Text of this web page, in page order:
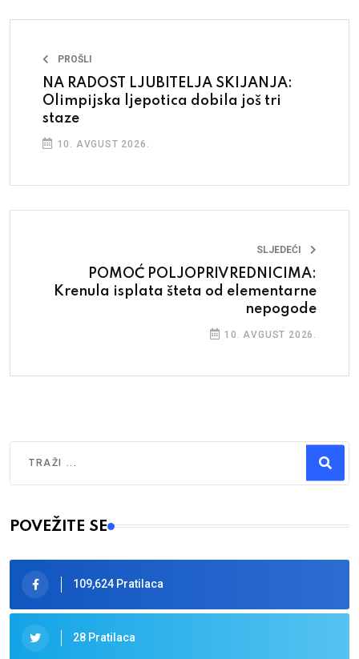
PROŠLI
NA RADOST LJUBITELJA SKIJANJA:
Olimpijska ljepotica dobila još tri
staze
10. AVGUST 2026.
SLJEDEĆI
POMOĆ POLJOPRIVREDNICIMA:
Krenula isplata šteta od elementarne
nepogode
10. AVGUST 2026.
Type 2 or more characters for results.
POVEŽITE SE
109,624 Pratilaca
28 Pratilaca